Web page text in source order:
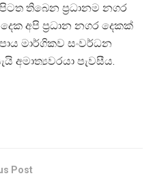
තිබෙන ප්‍රධානම නගර
අපි ප්‍රධාන නගර දෙකක්
මාර්ගිකව සංවර්ධන
අමාත්‍යවරයා පැවසීය.
Post